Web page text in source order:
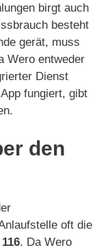
birgt auch
besteht
gerät, muss
Wero entweder
Dienst
fungiert, gibt
den
oft die
. Da Wero